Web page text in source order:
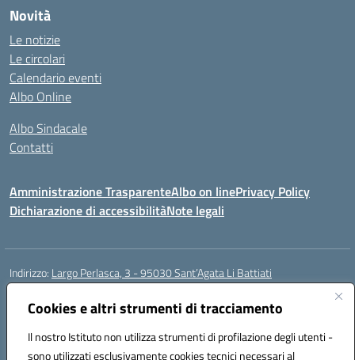
Cookies e altri strumenti di tracciamento
Il nostro Istituto non utilizza strumenti di profilazione degli utenti -
sono utilizzati esclusivamente cookies tecnici necessari al
Novità
Le notizie
Le circolari
Calendario eventi
Albo Online
Albo Sindacale
Contatti
Amministrazione TrasparenteAlbo on linePrivacy Policy
Dichiarazione di accessibilitàNote legali
Indirizzo: Largo Perlasca, 3 - 95030 Sant’Agata Li Battiati
Centralino:
ctic8bl002@istruzione.it
Posta elettronica certificata (PEC):ctic8bl002@pec.istruzione.it
Codice fiscale: 93253680875
Codice meccanografico:CTIC8BL002